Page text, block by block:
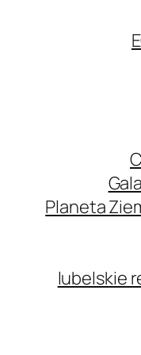
Planeta
lubelskie